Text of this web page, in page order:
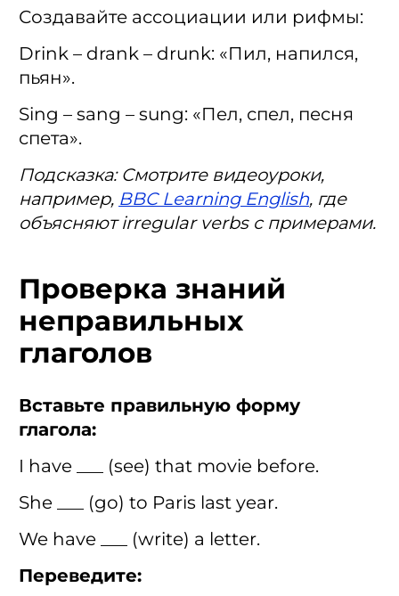
Создавайте ассоциации или рифмы:
Drink – drank – drunk: «Пил, напился,
пьян».
Sing – sang – sung: «Пел, спел, песня
спета».
Подсказка: Смотрите видеоуроки,
например, BBC Learning English, где
объясняют irregular verbs с примерами.
Проверка знаний
неправильных
глаголов
Вставьте правильную форму
глагола:
I have ___ (see) that movie before.
She ___ (go) to Paris last year.
We have ___ (write) a letter.
Переведите: